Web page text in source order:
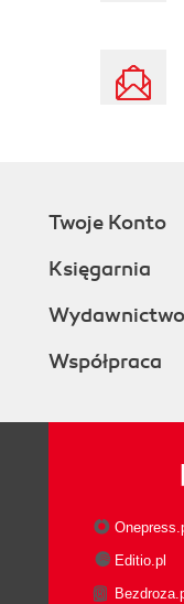
Twoje Konto
Księgarnia
Współpraca
Editio.pl